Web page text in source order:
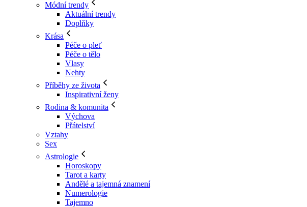
Módní trendy
Aktuální trendy
Doplňky
Krása
Péče o pleť
Péče o tělo
Vlasy
Nehty
Příběhy ze života
Inspirativní ženy
Rodina & komunita
Výchova
Přátelství
Vztahy
Sex
Astrologie
Horoskopy
Tarot a karty
Andělé a tajemná znamení
Numerologie
Tajemno